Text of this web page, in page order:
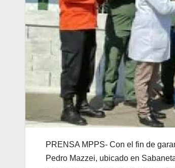
PRENSA MPPS- Con el fin de
Pedro Mazzei, ubicado en